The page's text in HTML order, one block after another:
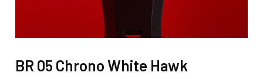
BR 05 Chrono White Hawk